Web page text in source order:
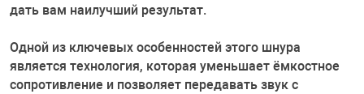
дать вам наилучший результат.
Одной из ключевых особенностей этого шнура
является технология, которая уменьшает ёмкостное
сопротивление и позволяет передавать звук с